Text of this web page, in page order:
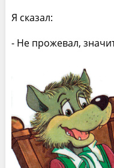
Я сказал:
- Не прожевал,